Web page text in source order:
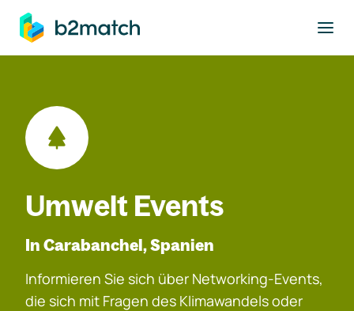
springen
Umwelt Events
In Carabanchel, Spanien
Informieren Sie sich über Networking-Events,
die sich mit Fragen des Klimawandels oder